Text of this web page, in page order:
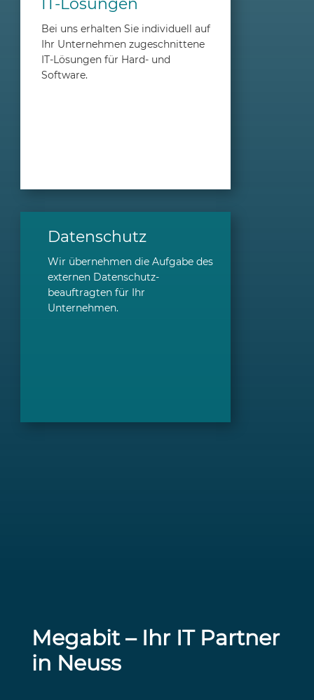
IT-Lösungen
Bei uns erhalten Sie indiv­iduell auf
Ihr Unternehmen zugeschnittene
IT-Lösungen für Hard- und
Software.
Datenschutz
Wir übernehmen die Aufgabe des
externen Datenschutz­­
beauftragten für Ihr
Unternehmen.
Megabit – Ihr IT Partner
in Neuss